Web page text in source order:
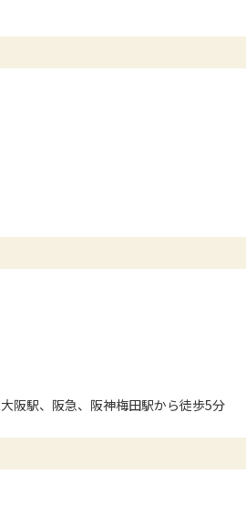
阪駅、阪急、阪神梅田駅から徒歩5分